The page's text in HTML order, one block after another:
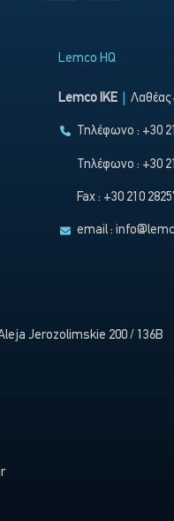
Lemco HQ
Lemco IKE Λαθέας
Τηλέφωνο : +30
Τηλέφωνο : +30
Fax : +30 210
email :
Jerozolimskie 200 / 136B